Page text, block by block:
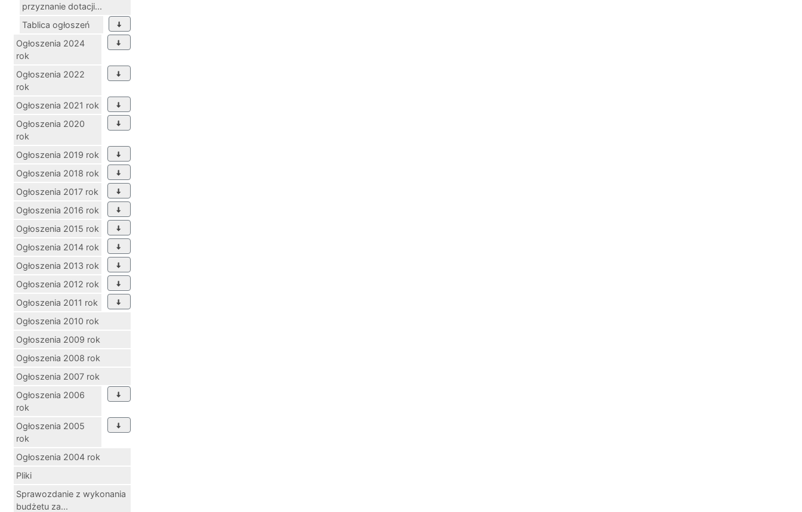
przyznanie dotacji...
Tablica ogłoszeń
Ogłoszenia 2024
rok
Ogłoszenia 2022
rok
Ogłoszenia 2021 rok
Ogłoszenia 2020
rok
Ogłoszenia 2019 rok
Ogłoszenia 2018 rok
Ogłoszenia 2017 rok
Ogłoszenia 2016 rok
Ogłoszenia 2015 rok
Ogłoszenia 2014 rok
Ogłoszenia 2013 rok
Ogłoszenia 2012 rok
Ogłoszenia 2011 rok
Ogłoszenia 2010 rok
Ogłoszenia 2009 rok
Ogłoszenia 2008 rok
Ogłoszenia 2007 rok
Ogłoszenia 2006
rok
Ogłoszenia 2005
rok
Ogłoszenia 2004 rok
Pliki
Sprawozdanie z wykonania
budżetu za...